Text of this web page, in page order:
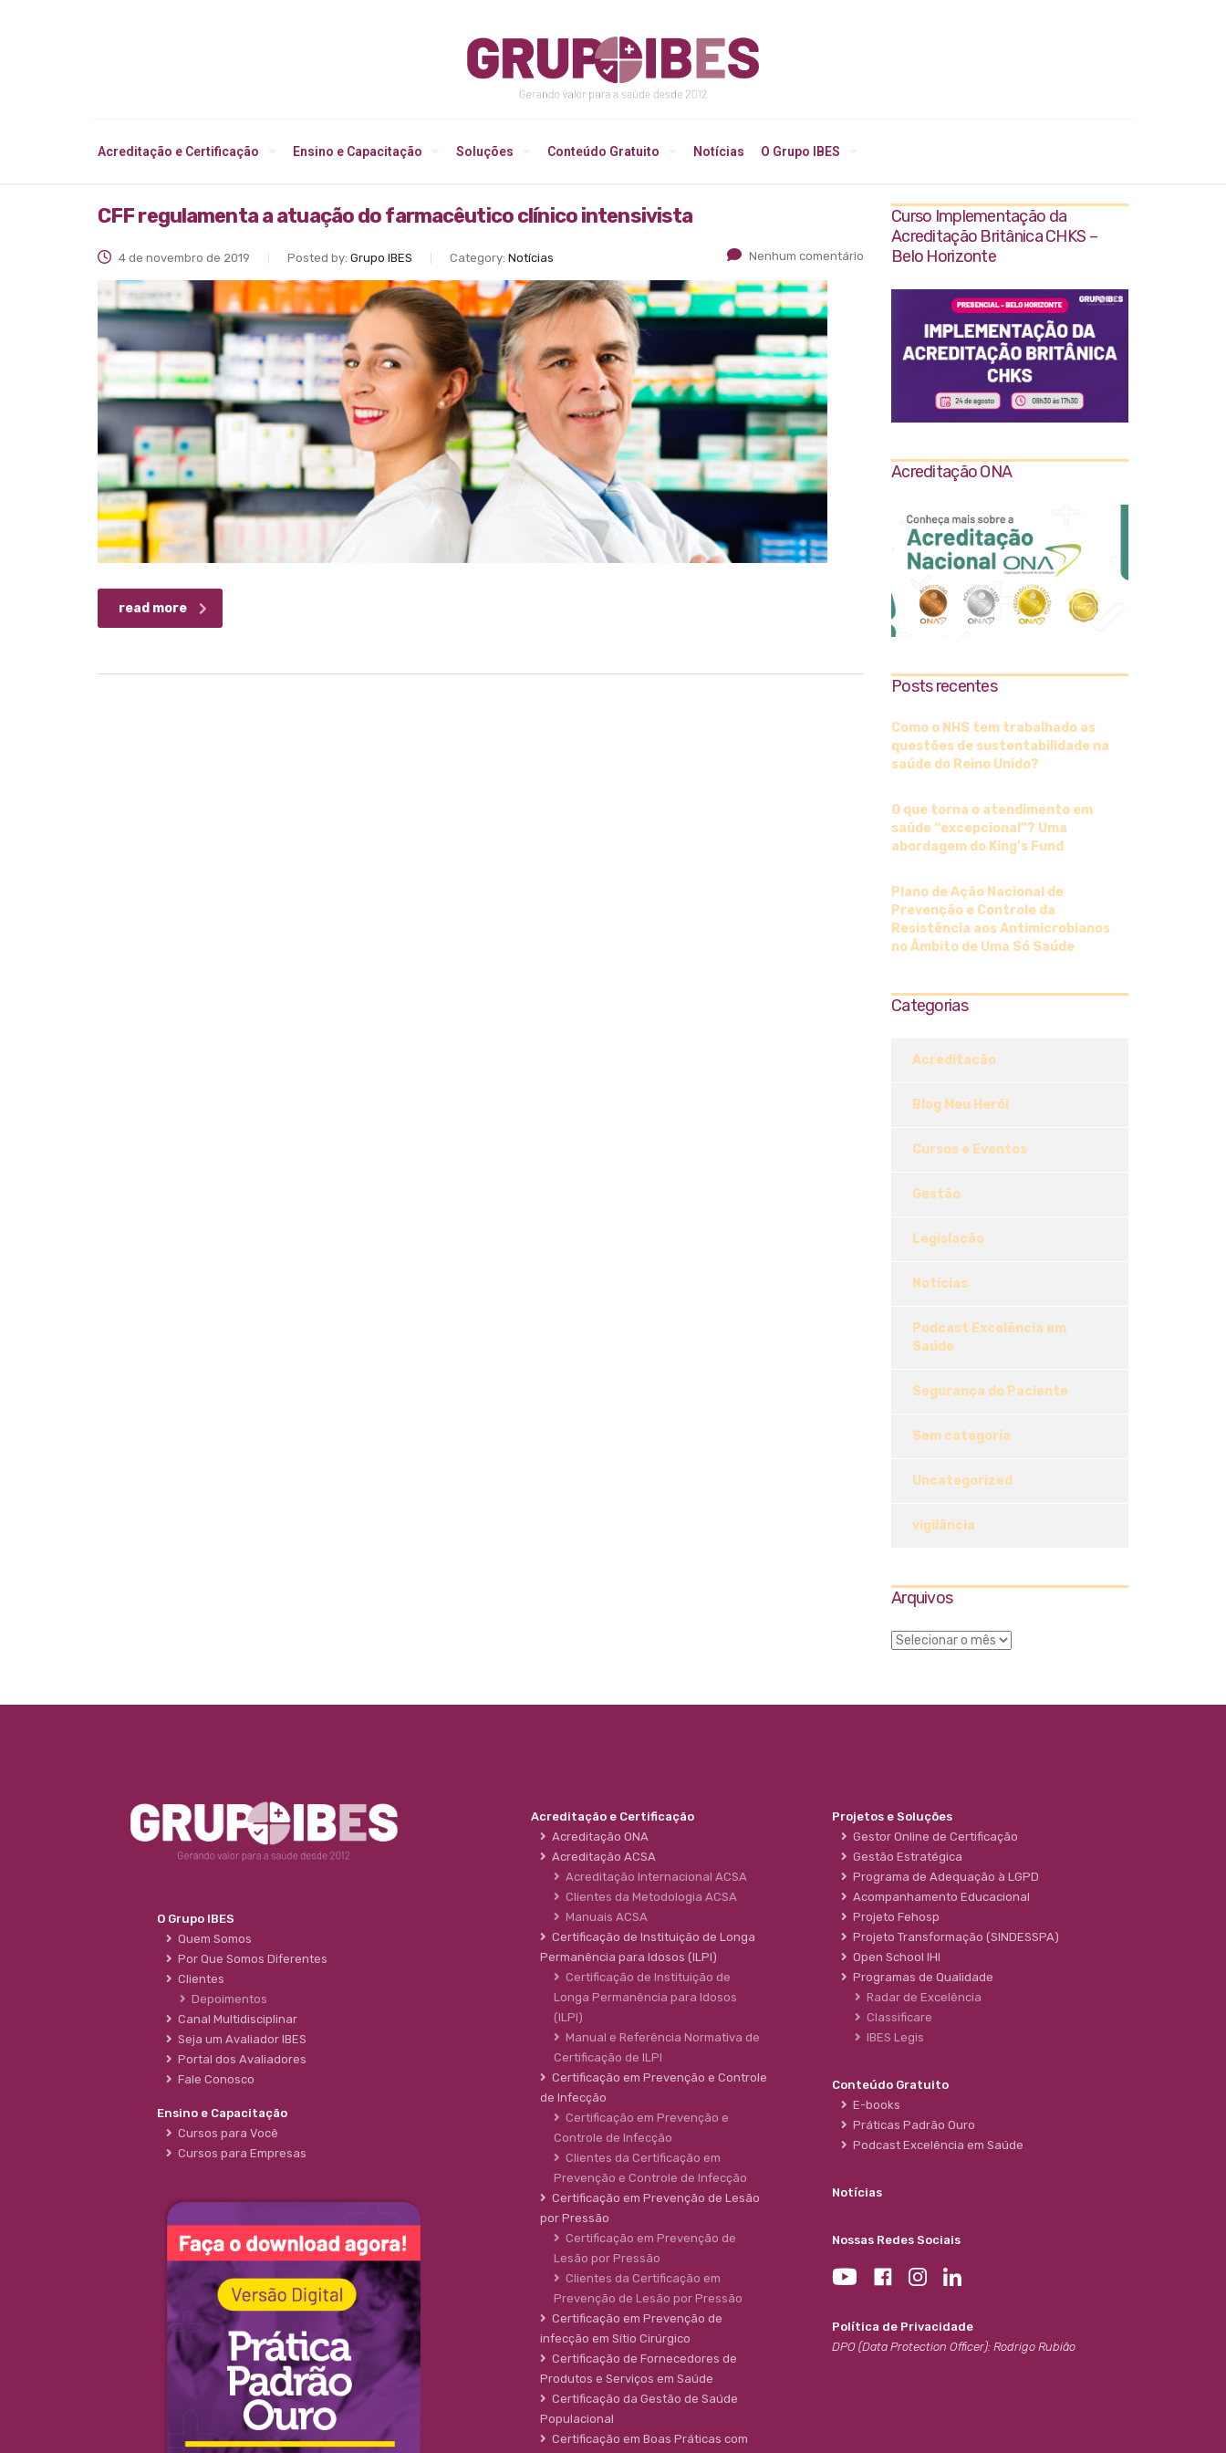
Acreditação e Certificação Ensino e Capacitação Soluções Conteúdo Gratuito Notícias O Grupo IBES
CFF regulamenta a atuação do farmacêutico clínico intensivista
4 de novembro de 2019 Posted by: Grupo IBES Category: Notícias Nenhum comentário
read more
Curso Implementação da
Acreditação Britânica CHKS –
Belo Horizonte
Acreditação ONA
Posts recentes
Como o NHS tem trabalhado as
questões de sustentabilidade na
saúde do Reino Unido?
O que torna o atendimento em
saúde “excepcional”? Uma
abordagem do King’s Fund
Plano de Ação Nacional de
Prevenção e Controle da
Resistência aos Antimicrobianos
no Âmbito de Uma Só Saúde
Categorias
Acreditação
Blog Meu Herói
Cursos e Eventos
Gestão
Legislação
Notícias
Podcast Excelência em
Saúde
Segurança do Paciente
Sem categoria
Uncategorized
vigilância
Arquivos
O Grupo IBES
Quem Somos
Por Que Somos Diferentes
Clientes
Depoimentos
Canal Multidisciplinar
Seja um Avaliador IBES
Portal dos Avaliadores
Fale Conosco
Ensino e Capacitação
Cursos para Você
Cursos para Empresas
Acreditação e Certificação
Acreditação ONA
Acreditação ACSA
Acreditação Internacional ACSA
Clientes da Metodologia ACSA
Manuais ACSA
Certificação de Instituição de Longa
Permanência para Idosos (ILPI)
Certificação de Instituição de
Longa Permanência para Idosos
(ILPI)
Manual e Referência Normativa de
Certificação de ILPI
Certificação em Prevenção e Controle
de Infecção
Certificação em Prevenção e
Controle de Infecção
Clientes da Certificação em
Prevenção e Controle de Infecção
Certificação em Prevenção de Lesão
por Pressão
Certificação em Prevenção de
Lesão por Pressão
Clientes da Certificação em
Prevenção de Lesão por Pressão
Certificação em Prevenção de
infecção em Sítio Cirúrgico
Certificação de Fornecedores de
Produtos e Serviços em Saúde
Certificação da Gestão de Saúde
Populacional
Certificação em Boas Práticas com
Projetos e Soluções
Gestor Online de Certificação
Gestão Estratégica
Programa de Adequação à LGPD
Acompanhamento Educacional
Projeto Fehosp
Projeto Transformação (SINDESSPA)
Open School IHI
Programas de Qualidade
Radar de Excelência
Classificare
IBES Legis
Conteúdo Gratuito
E-books
Práticas Padrão Ouro
Podcast Excelência em Saúde
Notícias
Nossas Redes Sociais
Política de Privacidade
DPO (Data Protection Officer): Rodrigo Rubião